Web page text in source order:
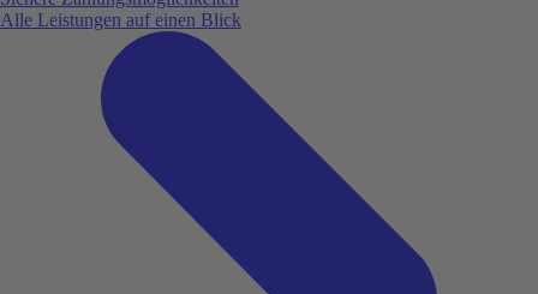
Alle Leistungen auf einen Blick